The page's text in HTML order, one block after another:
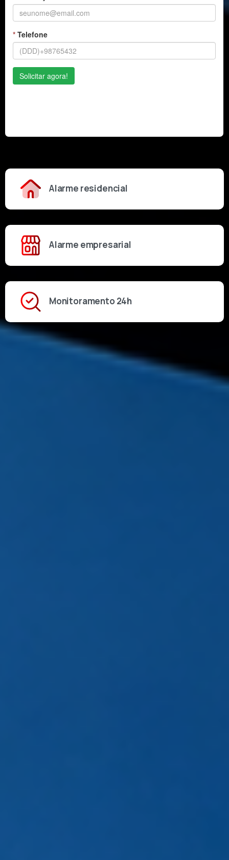
Alarme residencial
Alarme empresarial
Monitoramento 24h